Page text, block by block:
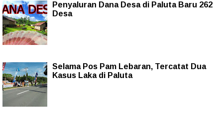
Penyaluran Dana Desa di Paluta Baru 262
Desa
Selama Pos Pam Lebaran, Tercatat Dua
Kasus Laka di Paluta